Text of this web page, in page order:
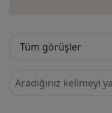
Görüşler içerisinde ara